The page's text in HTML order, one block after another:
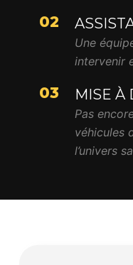
02
Une
intervenir
03 MISE À
Pas
véhicules
l’univers